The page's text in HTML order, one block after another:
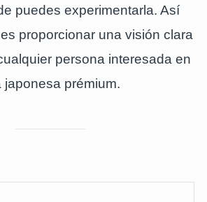
puedes experimentarla. Así
proporcionar una visión clara
persona interesada en
prémium.